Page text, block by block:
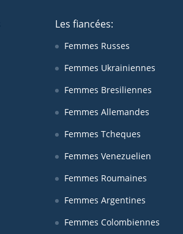
Les fiancées:
Femmes Russes
Femmes Ukrainiennes
Femmes Bresiliennes
Femmes Allemandes
Femmes Tcheques
Femmes Venezuelien
Femmes Roumaines
Femmes Argentines
Femmes Colombiennes